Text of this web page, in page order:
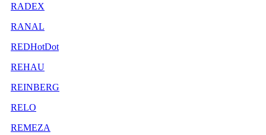
RADEX
RANAL
REDHotDot
REHAU
REINBERG
RELO
REMEZA